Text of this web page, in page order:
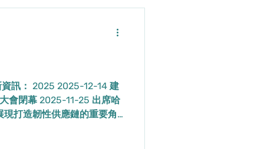
訊： 2025 2025-12-14 建
會閉幕 2025-11-25 出席哈
打造韌性供應鏈的重要角